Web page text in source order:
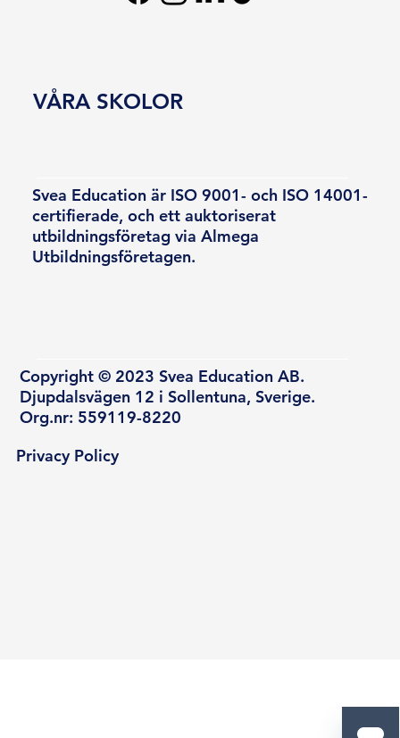
Svea Education är ISO 9001- och ISO 14001-
certifierade, och ett auktoriserat
utbildningsföretag via Almega
Utbildningsföretagen.
Copyright © 2023 Svea Education AB.
Djupdalsvägen 12 i Sollentuna, Sverige.
Org.nr: 559119-8220
VÅRA SKOLOR
Privacy Policy